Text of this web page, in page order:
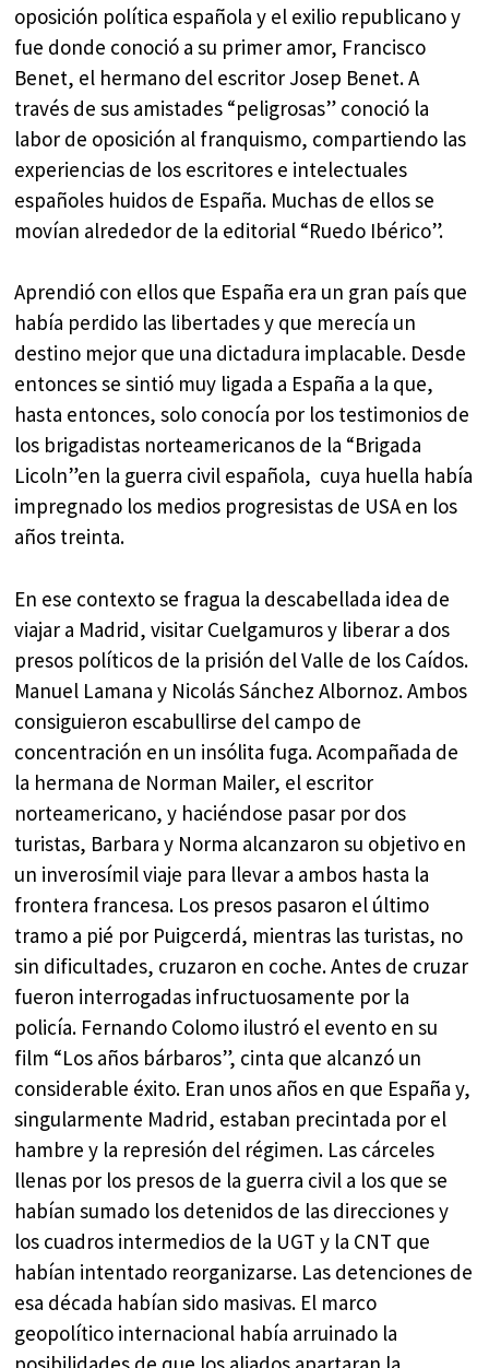
oposición política española y el exilio republicano y
fue donde conoció a su primer amor, Francisco
Benet, el hermano del escritor Josep Benet. A
través de sus amistades “peligrosas” conoció la
labor de oposición al franquismo, compartiendo las
experiencias de los escritores e intelectuales
españoles huidos de España. Muchas de ellos se
movían alrededor de la editorial “Ruedo Ibérico”.
Aprendió con ellos que España era un gran país que
había perdido las libertades y que merecía un
destino mejor que una dictadura implacable. Desde
entonces se sintió muy ligada a España a la que,
hasta entonces, solo conocía por los testimonios de
los brigadistas norteamericanos de la “Brigada
Licoln”en la guerra civil española, cuya huella había
impregnado los medios progresistas de USA en los
años treinta.
En ese contexto se fragua la descabellada idea de
viajar a Madrid, visitar Cuelgamuros y liberar a dos
presos políticos de la prisión del Valle de los Caídos.
Manuel Lamana y Nicolás Sánchez Albornoz. Ambos
consiguieron escabullirse del campo de
concentración en un insólita fuga. Acompañada de
la hermana de Norman Mailer, el escritor
norteamericano, y haciéndose pasar por dos
turistas, Barbara y Norma alcanzaron su objetivo en
un inverosímil viaje para llevar a ambos hasta la
frontera francesa. Los presos pasaron el último
tramo a pié por Puigcerdá, mientras las turistas, no
sin dificultades, cruzaron en coche. Antes de cruzar
fueron interrogadas infructuosamente por la
policía. Fernando Colomo ilustró el evento en su
film “Los años bárbaros”, cinta que alcanzó un
considerable éxito. Eran unos años en que España y,
singularmente Madrid, estaban precintada por el
hambre y la represión del régimen. Las cárceles
llenas por los presos de la guerra civil a los que se
habían sumado los detenidos de las direcciones y
los cuadros intermedios de la UGT y la CNT que
habían intentado reorganizarse. Las detenciones de
esa década habían sido masivas. El marco
geopolítico internacional había arruinado la